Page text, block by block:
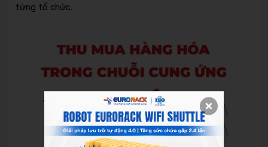
từng tổ chức.